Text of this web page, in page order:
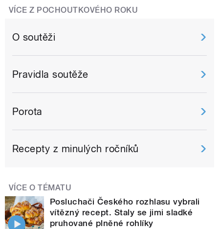
VÍCE Z POCHOUTKOVÉHO ROKU
O soutěži
Pravidla soutěže
Porota
Recepty z minulých ročníků
VÍCE O TÉMATU
Posluchači Českého rozhlasu vybrali
vítězný recept. Staly se jimi sladké
pruhované plněné rohlíky